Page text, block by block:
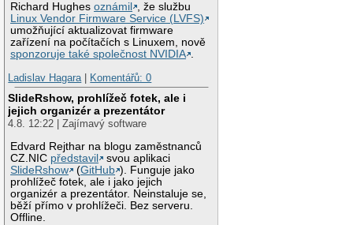
Richard Hughesoznámil
, že službu
Linux Vendor Firmware Service (LVFS)
umožňující aktualizovat firmware
zařízení na počítačích s Linuxem, nově
sponzoruje také společnost NVIDIA .
Ladislav Hagara | Komentářů: 0
SlideRshow, prohlížeč fotek, ale i
jejich organizér a prezentátor
4.8. 12:22 | Zajímavý software
Edvard Rejthar na blogu zaměstnanců
CZ.NIC představil
svou aplikaci
SlideRshow
(GitHub ). Funguje jako
prohlížeč fotek, ale i jako jejich
organizér a prezentátor. Neinstaluje se,
běží přímo v prohlížeči. Bez serveru.
Offline.